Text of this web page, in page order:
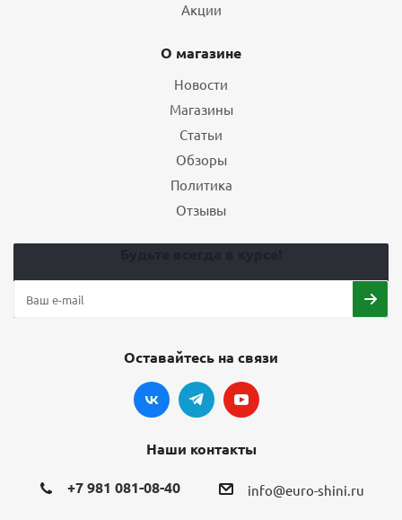
Акции
О магазине
Новости
Магазины
Статьи
Обзоры
Политика
Отзывы
Оставайтесь на связи
Наши контакты
+7 981 081-08-40 info@euro-shini.ru